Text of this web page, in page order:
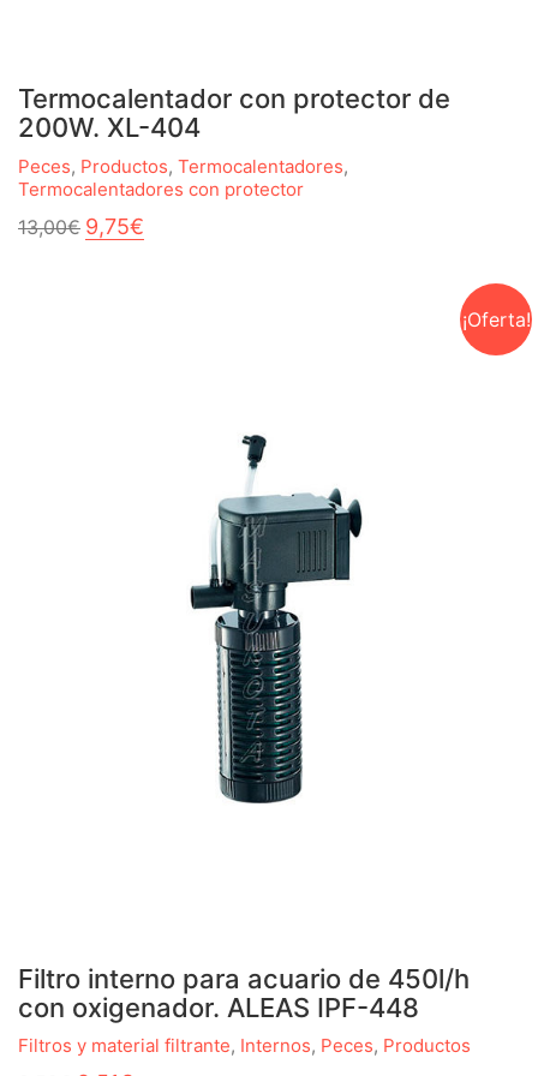
Termocalentador con protector de
200W. XL-404
Peces, Productos, Termocalentadores,
Termocalentadores con protector
13,00€ El
precio
9,75€
precio
¡Oferta!
Filtro interno para acuario de 450l/h
con oxigenador. ALEAS IPF-448
Filtros y material filtrante, Internos, Peces, Productos